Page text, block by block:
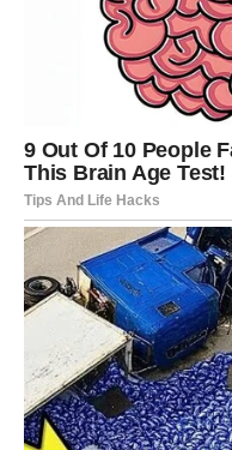
nevažni trenuci,
odnosu. Kroz nju je
saznala istinu,
je čula i videla. Tada
koju je nekada bila.
nestao, a on je shvatio